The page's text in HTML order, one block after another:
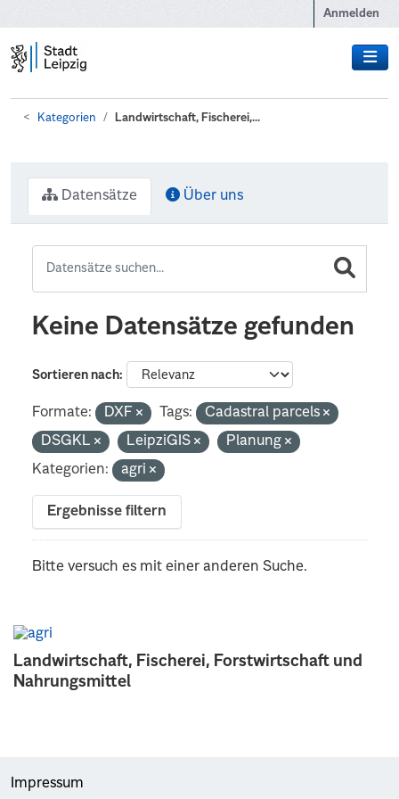
Anmelden
Kategorien Landwirtschaft, Fischerei,...
Landwirtschaft, Fischerei, Forstwirtschaft und
Nahrungsmittel
Datensätze Über uns
Keine Datensätze gefunden
Sortieren nach
Formate: DXF Tags:
Cadastral parcels
DSGKL
LeipziGIS
Planung
Kategorien:
agri
Ergebnisse filtern
Bitte versuch es mit einer anderen Suche.
Impressum